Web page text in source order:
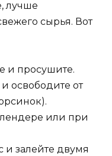
лучше
сырья. Вот
и просушите.
освободите от
или при
и залейте двумя